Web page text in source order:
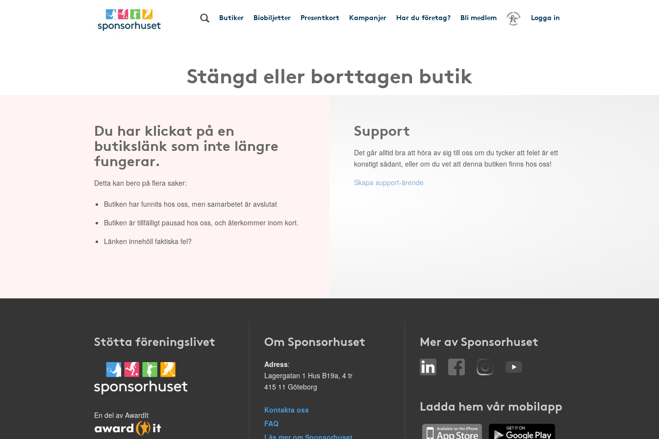
Butiker Biobiljetter Presentkort Kampanjer Har du företag? Bli medlem Logga in
Stängd eller borttagen butik
Du har klickat på en
butikslänk som inte längre
fungerar.
Detta kan bero på flera saker:
Butiken har funnits hos oss, men samarbetet är avslutat
Butiken är tillfälligt pausad hos oss, och återkommer inom kort.
Länken innehöll faktiska fel?
Support
Det går alltid bra att höra av sig till oss om du tycker att felet är ett
konstigt sådant, eller om du vet att denna butiken finns hos oss!
Skapa support-ärende
Stötta föreningslivet
En del av AwardIt
Om Sponsorhuset
Adress:
Lagergatan 1 Hus B19a, 4 tr
415 11 Göteborg
Kontakta oss
FAQ
Läs mer om Sponsorhuset
Mer av Sponsorhuset
Ladda hem vår mobilapp